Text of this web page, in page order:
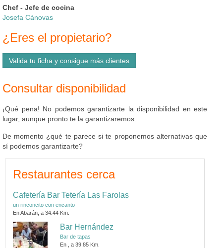
Chef - Jefe de cocina
Josefa Cánovas
¿Eres el propietario?
Valida tu ficha y consigue más clientes
Consultar disponibilidad
¡Qué pena! No podemos garantizarte la disponibilidad en este
lugar, aunque pronto te la garantizaremos.
De momento ¿qué te parece si te proponemos alternativas que
sí podemos garantizarte?
Restaurantes cerca
Cafetería Bar Tetería Las Farolas
un rinconcito con encanto
En Abarán, a 34.44 Km.
Bar Hernández
Bar de tapas
En , a 39.85 Km.